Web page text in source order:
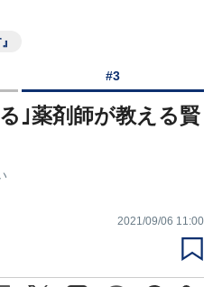
#3
｣薬剤師が教える賢
2021/09/06 11:00